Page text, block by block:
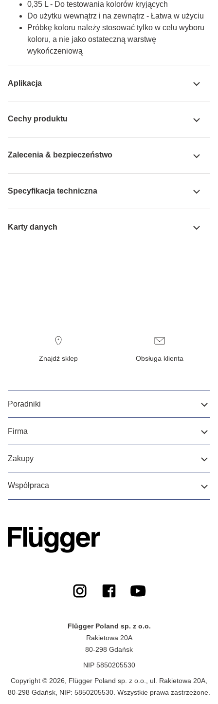
0,35 L - Do testowania kolorów kryjących
Do użytku wewnątrz i na zewnątrz - Łatwa w użyciu
Próbkę koloru należy stosować tylko w celu wyboru
koloru, a nie jako ostateczną warstwę
wykończeniową
Aplikacja
Cechy produktu
Zalecenia & bezpieczeństwo
Specyfikacja techniczna
Karty danych
Znajdź sklep Obsługa klienta
Poradniki
Firma
Zakupy
Współpraca
Flügger Poland sp. z o.o.
Rakietowa 20A
80-298 Gdańsk
NIP 5850205530
Copyright © 2026, Flügger Poland sp. z o.o., ul. Rakietowa 20A,
80-298 Gdańsk, NIP: 5850205530. Wszystkie prawa zastrzeżone.